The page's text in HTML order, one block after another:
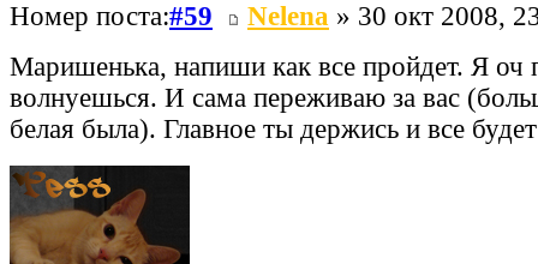
Номер поста:#59 Nelena » 30 окт 2008,
Маришенька, напиши как все пройдет. Я оч
волнуешься. И сама переживаю за вас
белая была). Главное ты держись и все